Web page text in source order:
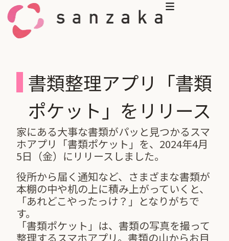
コンテンツへスキップ
書類整理アプリ「書類
ポケット」をリリース
家にある大事な書類がパッと見つかるスマ
ホアプリ「書類ポケット」を、2024年4月
5日（金）にリリースしました。
役所から届く通知など、さまざまな書類が
本棚の中や机の上に積み上がっていくと、
「あれどこやったっけ？」となりがちで
す。
「書類ポケット」は、書類の写真を撮って
整理するスマホアプリ。書類の山からお目